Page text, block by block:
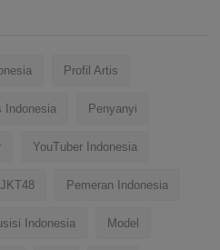
Profil Artis
Indonesia Penyanyi
YouTuber Indonesia
Pemeran Indonesia
Indonesia Model